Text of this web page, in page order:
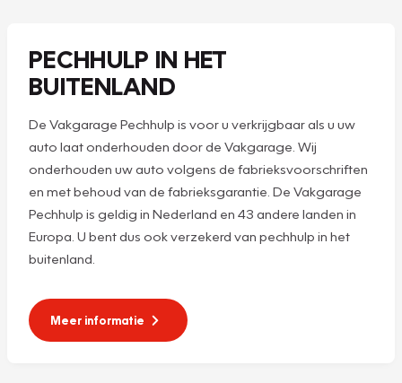
PECHHULP IN HET
BUITENLAND
De Vakgarage Pechhulp is voor u verkrijgbaar als u uw
auto laat onderhouden door de Vakgarage. Wij
onderhouden uw auto volgens de fabrieksvoorschriften
en met behoud van de fabrieksgarantie. De Vakgarage
Pechhulp is geldig in Nederland en 43 andere landen in
Europa. U bent dus ook verzekerd van pechhulp in het
buitenland.
Meer informatie